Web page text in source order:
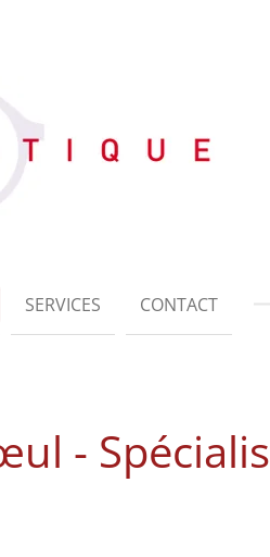
SERVICES CONTACT
-